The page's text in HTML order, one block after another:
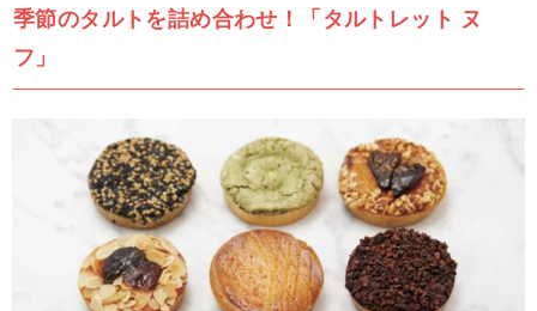
季節のタルトを詰め合わせ！「タルトレット ヌ
フ」